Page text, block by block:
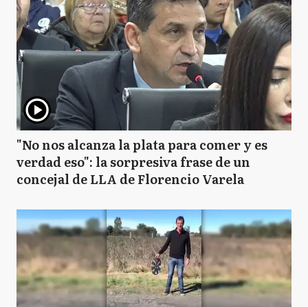
"No nos alcanza la plata para comer y es
verdad eso": la sorpresiva frase de un
concejal de LLA de Florencio Varela